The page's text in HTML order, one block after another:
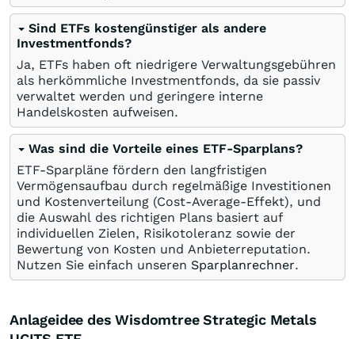
Sind ETFs kostengünstiger als andere
Investmentfonds?
Ja, ETFs haben oft niedrigere Verwaltungsgebühren
als herkömmliche Investmentfonds, da sie passiv
verwaltet werden und geringere interne
Handelskosten aufweisen.
Was sind die Vorteile eines ETF-Sparplans?
ETF-Sparpläne fördern den langfristigen
Vermögensaufbau durch regelmäßige Investitionen
und Kostenverteilung (Cost-Average-Effekt), und
die Auswahl des richtigen Plans basiert auf
individuellen Zielen, Risikotoleranz sowie der
Bewertung von Kosten und Anbieterreputation.
Nutzen Sie einfach unseren Sparplanrechner.
Anlageidee des Wisdomtree Strategic Metals